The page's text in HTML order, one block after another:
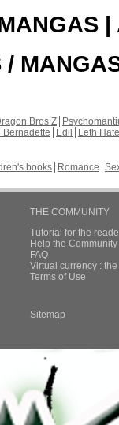
|
/
Bros Z
Bernadette Edil
Leth Hate
books Romance
THE COMMUNITY
Tutorial for the
Help the
FAQ
Virtual currency :
Terms of Use
Sitemap